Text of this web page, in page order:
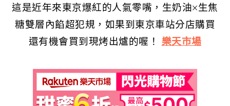
這是近年來東京爆紅的人氣零嘴，生奶油×生焦
糖雙層內餡超犯規，如果到東京車站分店購買
還有機會買到現烤出爐的喔！ 樂天市場